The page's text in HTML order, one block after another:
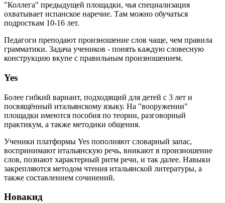
"Коллега" предыдущей площадки, чья специализация
охватывает испанское наречие. Там можно обучаться
подросткам 10-16 лет.
Педагоги преподают произношение слов чаще, чем правила
грамматики. Задача учеников - понять каждую словесную
конструкцию вкупе с правильным произношением.
Yes
Более гибкий вариант, подходящий для детей с 3 лет и
посвящённый итальянскому языку. На "вооружении"
площадки имеются пособия по теории, разговорный
практикум, а также методики общения.
Ученики платформы Yes пополняют словарный запас,
воспринимают итальянскую речь, вникают в произношение
слов, познают характерный ритм речи, и так далее. Навыки
закрепляются методом чтения итальянской литературы, а
также составлением сочинений.
Новакид